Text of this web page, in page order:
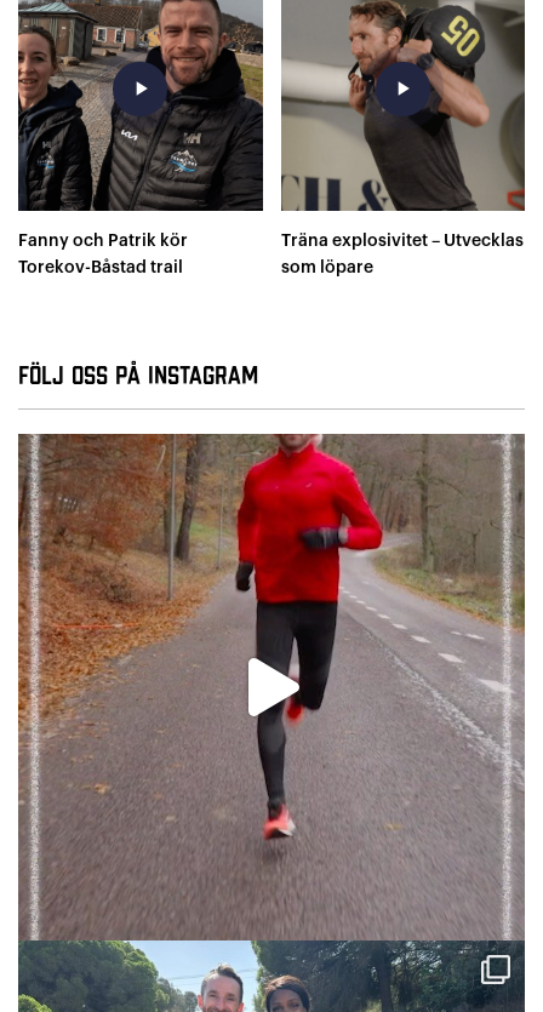
play_arrow
Fanny och Patrik kör
Torekov-Båstad trail
play_arrow
Träna explosivitet – Utvecklas
som löpare
Följ oss på Instagram